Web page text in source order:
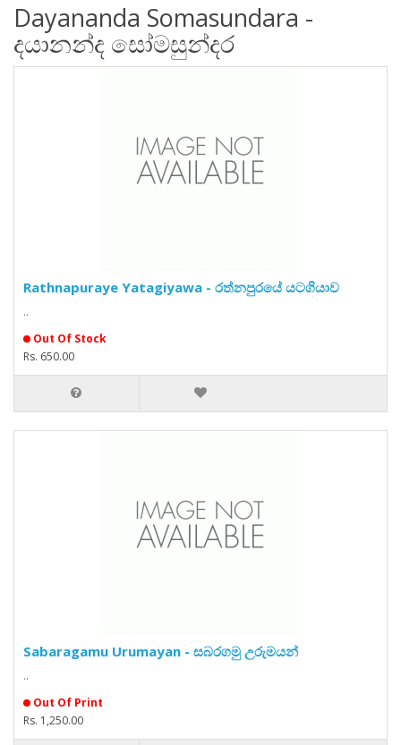
Dayananda Somasundara -
දයානන්ද සෝමසුන්දර
Rathnapuraye Yatagiyawa - රත්නපුරයේ යටගියාව
..
Out Of Stock
Rs. 650.00
Sabaragamu Urumayan - සබරගමු උරුමයන්
..
Out Of Print
Rs. 1,250.00